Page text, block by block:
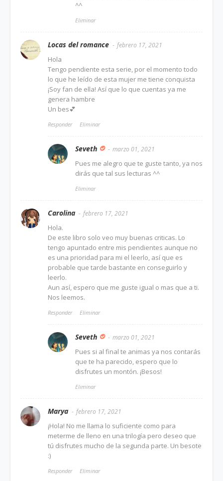
^^
Eliminar
Locas del romance febrero 17, 2021
Hola
Tengo pendiente esta serie, por el momento todo
lo que he leído de esta mujer me tiene conquista
¡Soy fan de ella! Así que lo que cuentas ya me
genera hambre
Un bes💕
Responder Eliminar
Seveth marzo 01, 2021
Pues me alegro que te guste tanto, ya nos
dirás que tal sus lecturas ^^
Eliminar
Carolina febrero 17, 2021
Hola.
De este libro solo veo muy buenas criticas. Lo
tengo apuntado entre mis pendientes aunque no
es una prioridad para mi el leerlo, así que es
probable que tarde bastante en conseguirlo y
leerlo.
Aun así, espero que me guste igual o mas que a ti.
Nos leemos.
Responder Eliminar
Seveth marzo 01, 2021
Pues si al final te animas ya nos contarás
que te ha parecido, espero que lo
disfrutes un montón. ¡Besos!
Eliminar
Marya febrero 17, 2021
¡Hola! No me llama lo suficiente como para
meterme de lleno en una trilogía pero deseo que
tú disfrutes mucho de la segunda parte. Un besote
:)
Responder Eliminar